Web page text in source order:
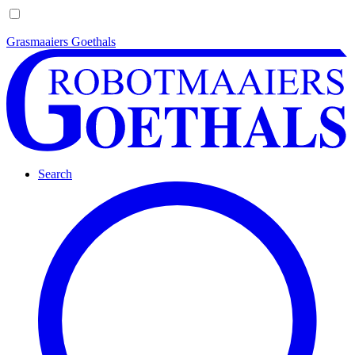
Grasmaaiers Goethals
Search